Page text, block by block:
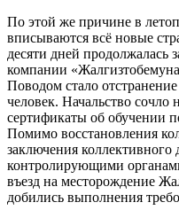
По этой же причине в
вписываются всё новые
десяти дней продолжалась
компании
Поводом стало
человек. Начальство сочло
сертификаты об обучении
Помимо восстановления
заключения
контролирующими
въезд на месторождение
добились выполнения